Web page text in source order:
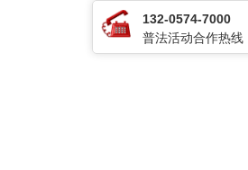
132-0574-7000
普法活动合作热线